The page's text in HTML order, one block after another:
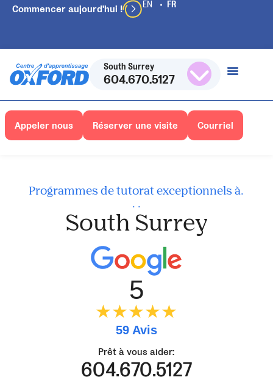
Commencer aujourd'hui !
South Surrey
604.670.5127
Appeler nous Réserver une visite Courriel
Programmes de tutorat exceptionnels à.
. .
South Surrey
Prêt à vous aider:
604.670.5127
5
★★★★★
59 Avis